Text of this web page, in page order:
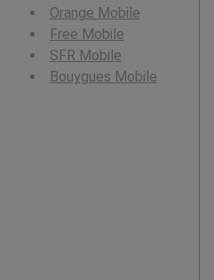
Orange Mobile
Free Mobile
SFR Mobile
Bouygues Mobile